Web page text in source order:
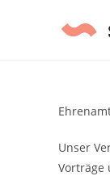
Unser
Vorträge